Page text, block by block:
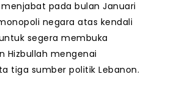
pada bulan Januari
negara atas kendali
segera membuka
Hizbullah mengenai
tiga sumber politik Lebanon.